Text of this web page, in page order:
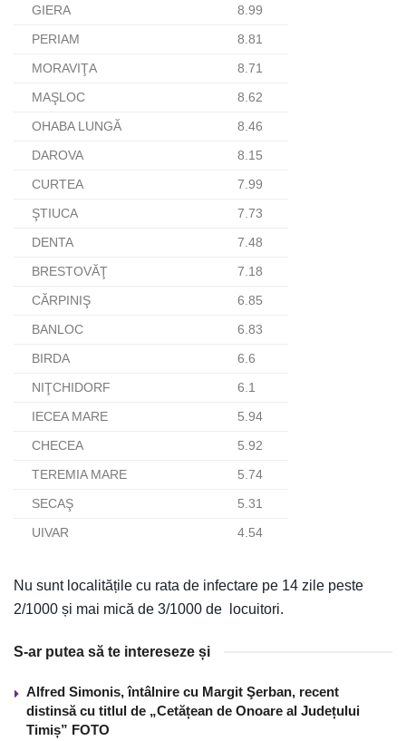
GIERA 8.99
PERIAM 8.81
MORAVIŢA 8.71
MAŞLOC 8.62
OHABA LUNGĂ 8.46
DAROVA 8.15
CURTEA 7.99
ŞTIUCA 7.73
DENTA 7.48
BRESTOVĂŢ 7.18
CĂRPINIŞ 6.85
BANLOC 6.83
BIRDA 6.6
NIŢCHIDORF 6.1
IECEA MARE 5.94
CHECEA 5.92
TEREMIA MARE 5.74
SECAŞ 5.31
UIVAR 4.54
Nu sunt localitățile cu rata de infectare pe 14 zile peste
2/1000 și mai mică de 3/1000 de locuitori.
S-ar putea să te intereseze și
Alfred Simonis, întâlnire cu Margit Şerban, recent
distinsă cu titlul de „Cetățean de Onoare al Județului
Timiș” FOTO